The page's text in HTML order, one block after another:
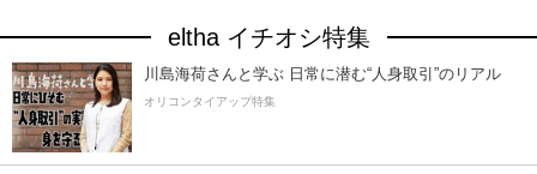
eltha イチオシ特集
川島海荷さんと学ぶ 日常に潜む“人身取引”のリアル
オリコンタイアップ特集